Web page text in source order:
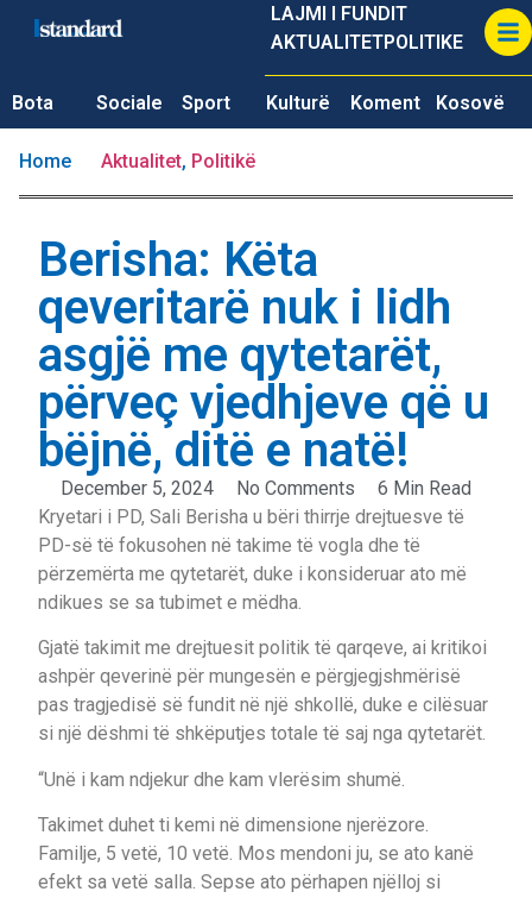
LAJMI I FUNDIT
AKTUALITETPOLITIKE
Bota Sociale Sport Kulturë Koment Kosovë
Home Aktualitet, Politikë
Berisha: Këta
qeveritarë nuk i lidh
asgjë me qytetarët,
përveç vjedhjeve që u
bëjnë, ditë e natë!
December 5, 2024 No Comments
6 Min Read
Kryetari i PD, Sali Berisha u bëri thirrje drejtuesve të
PD-së të fokusohen në takime të vogla dhe të
përzemërta me qytetarët, duke i konsideruar ato më
ndikues se sa tubimet e mëdha.
Gjatë takimit me drejtuesit politik të qarqeve, ai kritikoi
ashpër qeverinë për mungesën e përgjegjshmërisë
pas tragjedisë së fundit në një shkollë, duke e cilësuar
si një dëshmi të shkëputjes totale të saj nga qytetarët.
“Unë i kam ndjekur dhe kam vlerësim shumë.
Takimet duhet ti kemi në dimensione njerëzore.
Familje, 5 vetë, 10 vetë. Mos mendoni ju, se ato kanë
efekt sa vetë salla. Sepse ato përhapen njëlloj si